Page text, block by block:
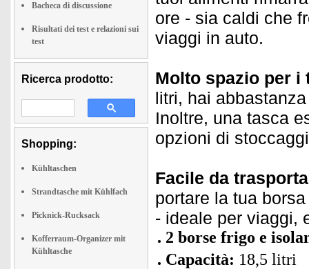
Bacheca di discussione
Risultati dei test e relazioni sui
test
Ricerca prodotto:
Shopping:
Kühltaschen
Strandtasche mit Kühlfach
Picknick-Rucksack
Kofferraum-Organizer mit
Kühltasche
ore - sia caldi che
viaggi in auto.
Molto spazio per i
litri, hai
Inoltre, una tasca
opzioni di
Facile da
portare la tua
- ideale per viaggi,
2 borse frigo e
Capacità: 18,5 litri